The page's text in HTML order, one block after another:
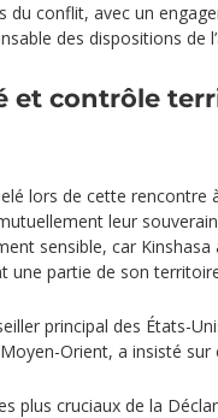
du conflit, avec un
des dispositions de
et contrôle
lors de cette rencontre
leur
sensible, car Kinshasa
une partie de son
principal des États-
Orient, a insisté sur
plus cruciaux de la